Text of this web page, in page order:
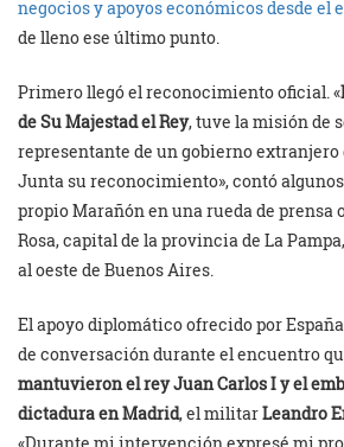
negocios y apoyos económicos desde el
de lleno ese último punto.
Primero llegó el reconocimiento oficial. «
de Su Majestad el Rey, tuve la misión de
representante de un gobierno extranjero
Junta su reconocimiento», contó
propio Marañón en una rueda de prensa
Rosa, capital de la provincia de La
al oeste de Buenos Aires.
El apoyo diplomático ofrecido por
de conversación durante el encuentro
mantuvieron el rey Juan Carlos I y el
dictadura en Madrid, el militarLeandro